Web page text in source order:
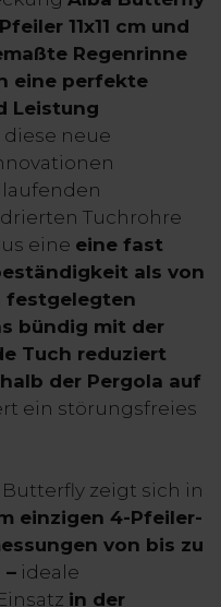
11x11 cm und
Regenrinne
eine perfekte
Leistung
diese neue
Tuchrohre
eine eine fast
als von
festgelegten
bündig mit der
Tuch reduziert
der Pergola auf
ein störungsfreies
zeigt sich in
einzigen 4-Pfeiler-
von bis zu
– ideale
in der